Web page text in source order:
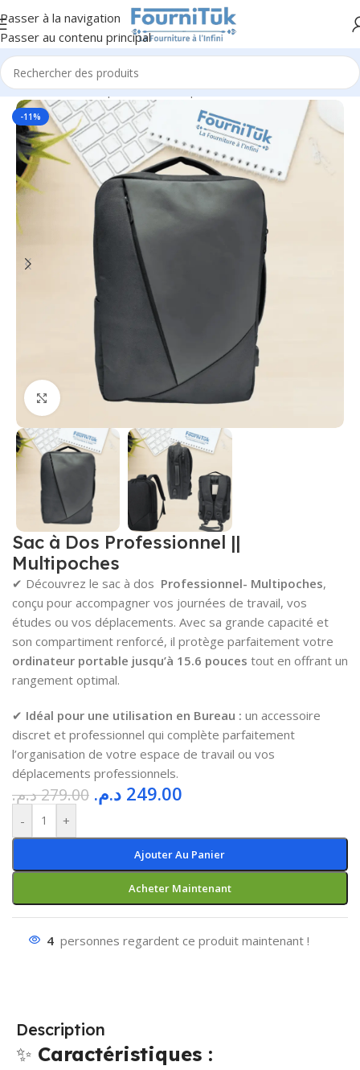
Passer à la navigation
Passer au contenu principal
Accueil/Informatique & Bureautique/Housses & Cartables PC
-11%
Cliquez pour agrandir
Sac à Dos Professionnel ||
Multipoches
✔ Découvrez le sac à dos Professionnel- Multipoches,
conçu pour accompagner vos journées de travail, vos
études ou vos déplacements. Avec sa grande capacité et
son compartiment renforcé, il protège parfaitement votre
ordinateur portable jusqu’à 15.6 pouces tout en offrant un
rangement optimal.
✔ Idéal pour une utilisation en Bureau : un accessoire
discret et professionnel qui complète parfaitement
l’organisation de votre espace de travail ou vos
déplacements professionnels.
279.00د.م. 249.00 د.م.
- +
Ajouter Au Panier
Acheter Maintenant
4 personnes regardent ce produit maintenant !
Description
✨ Caractéristiques :